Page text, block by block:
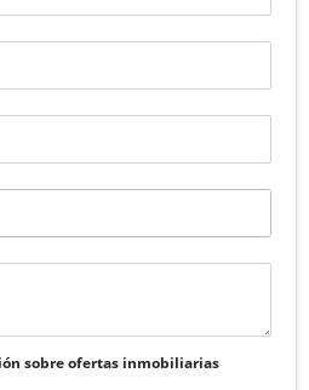
sobre ofertas inmobiliarias